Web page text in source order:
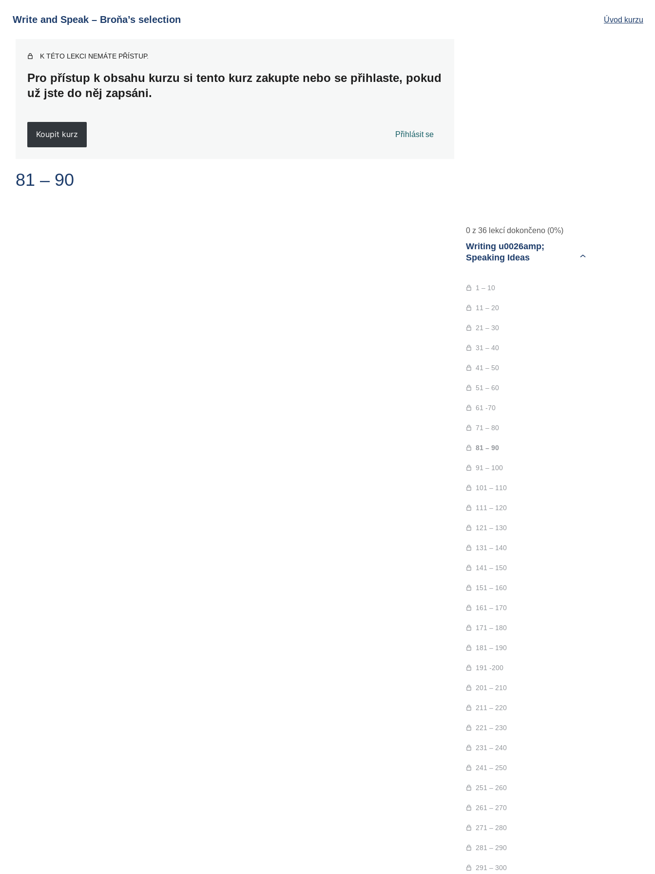
Write and Speak – Broňa’s selection Úvod kurzu
K TÉTO LEKCI NEMÁTE PŘÍSTUP.
Pro přístup k obsahu kurzu si tento kurz zakupte nebo se přihlaste, pokud
už jste do něj zapsáni.
Koupit kurz Přihlásit se
81 – 90
0 z 36 lekcí dokončeno (0%)
Writing u0026amp;
Speaking Ideas
1 – 10
11 – 20
21 – 30
31 – 40
41 – 50
51 – 60
61 -70
71 – 80
81 – 90
91 – 100
101 – 110
111 – 120
121 – 130
131 – 140
141 – 150
151 – 160
161 – 170
171 – 180
181 – 190
191 -200
201 – 210
211 – 220
221 – 230
231 – 240
241 – 250
251 – 260
261 – 270
271 – 280
281 – 290
291 – 300